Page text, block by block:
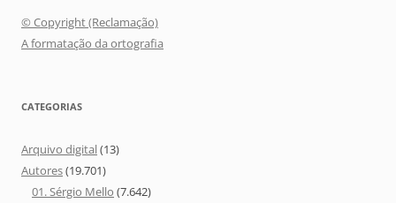
© Copyright (Reclamação)
A formatação da ortografia
CATEGORIAS
Arquivo digital(13)
Autores(19.701)
01. Sérgio Mello (7.642)